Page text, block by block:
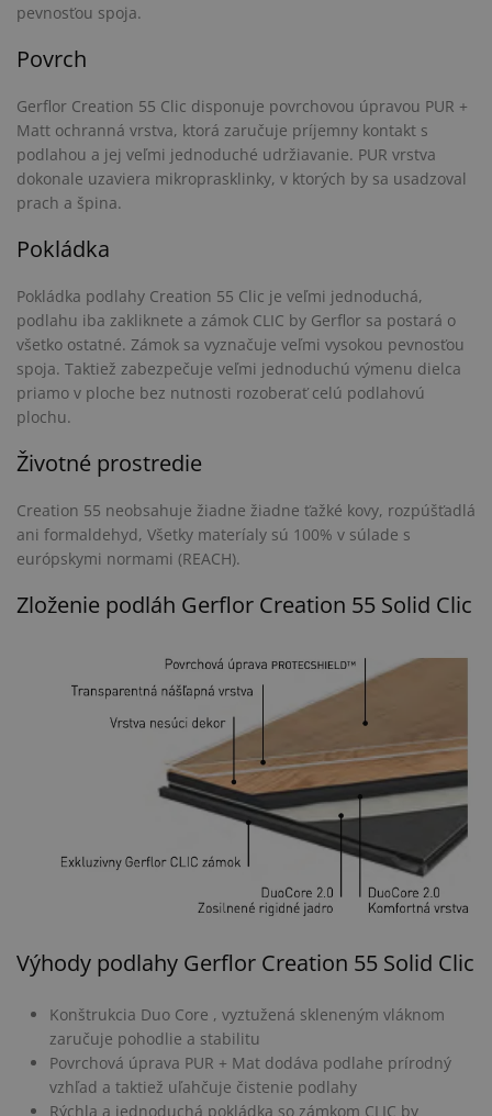
pevnosťou spoja.
Povrch
Gerflor Creation 55 Clic disponuje povrchovou úpravou PUR +
Matt ochranná vrstva, ktorá zaručuje príjemny kontakt s
podlahou a jej veľmi jednoduché udržiavanie. PUR vrstva
dokonale uzaviera mikroprasklinky, v ktorých by sa usadzoval
prach a špina.
Pokládka
Pokládka podlahy Creation 55 Clic je veľmi jednoduchá,
podlahu iba zakliknete a zámok CLIC by Gerflor sa postará o
všetko ostatné. Zámok sa vyznačuje veľmi vysokou pevnosťou
spoja. Taktiež zabezpečuje veľmi jednoduchú výmenu dielca
priamo v ploche bez nutnosti rozoberať celú podlahovú
plochu.
Životné prostredie
Creation 55 neobsahuje žiadne žiadne ťažké kovy, rozpúšťadlá
ani formaldehyd, Všetky materíaly sú 100% v súlade s
európskymi normami (REACH).
Zloženie podláh Gerflor Creation 55 Solid Clic
Výhody podlahy Gerflor Creation 55 Solid Clic
Konštrukcia Duo Core , vyztužená skleneným vláknom
zaručuje pohodlie a stabilitu
Povrchová úprava PUR + Mat dodáva podlahe prírodný
vzhľad a taktiež uľahčuje čistenie podlahy
Rýchla a jednoduchá pokládka so zámkom CLIC by